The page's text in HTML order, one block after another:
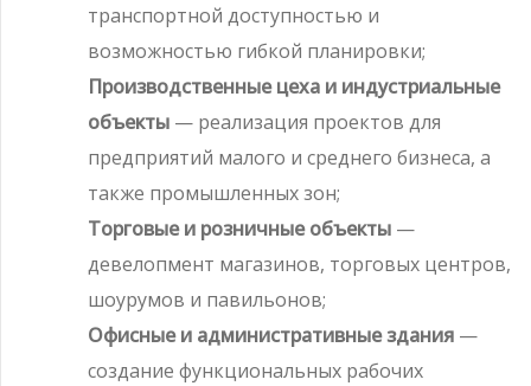
транспортной доступностью и
возможностью гибкой планировки;
Производственные цеха и индустриальные
объекты — реализация проектов для
предприятий малого и среднего бизнеса, а
также промышленных зон;
Торговые и розничные объекты —
девелопмент магазинов, торговых центров,
шоурумов и павильонов;
Офисные и административные здания —
создание функциональных рабочих